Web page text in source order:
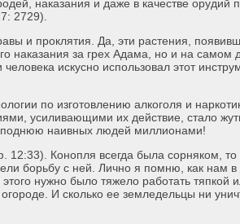
наказания и даже в качестве орудий
2729).
и проклятия. Да, эти растения,
наказания за грех Адама, но и на самом
искусно использовал этот
по изготовлению алкоголя и
усиливающими их действие, стало
наивных людей миллионами!
Конопля всегда была сорняком, то
борьбу с ней. Лично я помню, как нам в
нужно было тяжело работать тяпкой
И сколько ее земледельцы ни